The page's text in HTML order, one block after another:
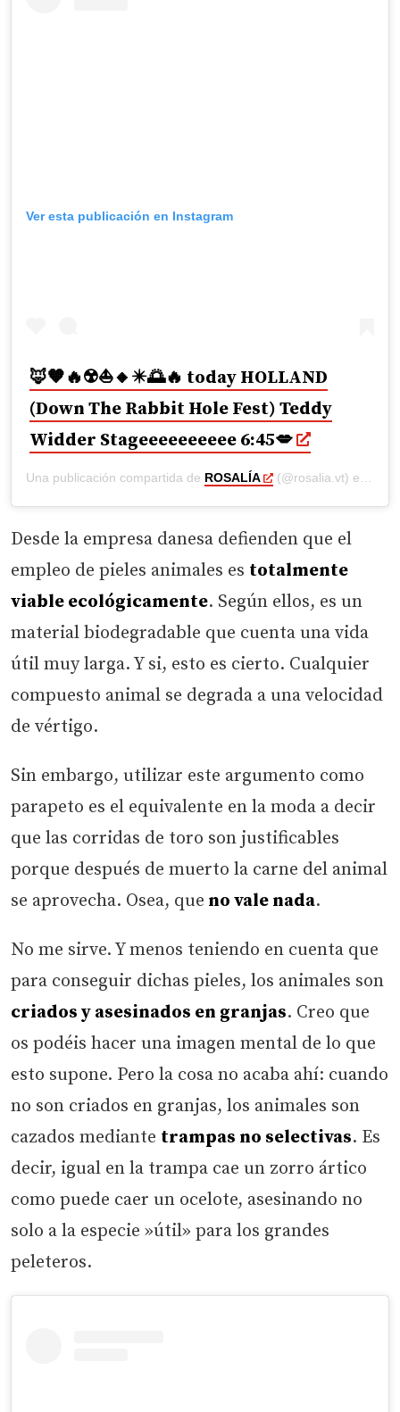
Ver esta publicación en Instagram
🦊🧡🔥☢️⛵️🔸✴️🌅🔥 today HOLLAND
(Down The Rabbit Hole Fest) Teddy
Widder Stageeeeeeeeee 6:45💋
Una publicación compartida de ROSALÍA (@rosalia.vt) el
Desde la empresa danesa defienden que el
empleo de pieles animales es totalmente
viable ecológicamente. Según ellos, es un
material biodegradable que cuenta una vida
útil muy larga. Y si, esto es cierto. Cualquier
compuesto animal se degrada a una velocidad
de vértigo.
Sin embargo, utilizar este argumento como
parapeto es el equivalente en la moda a decir
que las corridas de toro son justificables
porque después de muerto la carne del animal
se aprovecha. Osea, que no vale nada.
No me sirve. Y menos teniendo en cuenta que
para conseguir dichas pieles, los animales son
criados y asesinados en granjas. Creo que
os podéis hacer una imagen mental de lo que
esto supone. Pero la cosa no acaba ahí: cuando
no son criados en granjas, los animales son
cazados mediante trampas no selectivas. Es
decir, igual en la trampa cae un zorro ártico
como puede caer un ocelote, asesinando no
solo a la especie »útil» para los grandes
peleteros.